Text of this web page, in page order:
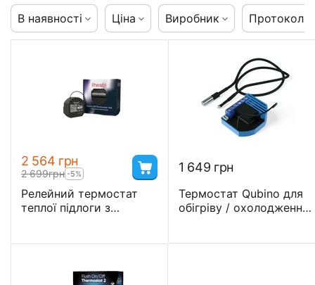
В наявності Ціна Виробник Протокол
2 564 грн
2 699грн -5%
Релейний термостат
теплої підлоги з
1 649 грн
Термостат Qubino для
обігріву / охолодження